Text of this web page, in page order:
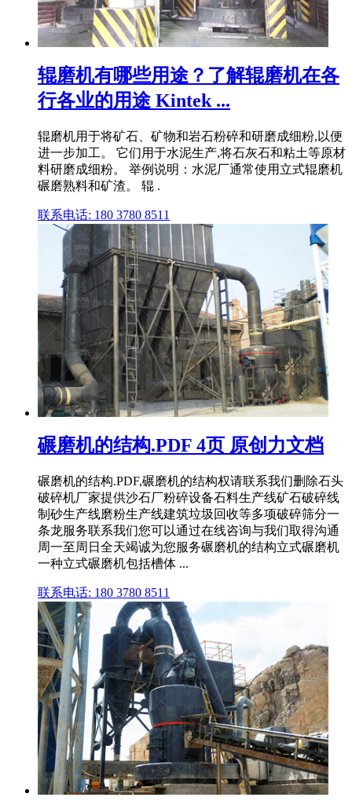
辊磨机有哪些用途？了解辊磨机在各
行各业的用途 Kintek ...
辊磨机用于将矿石、矿物和岩石粉碎和研磨成细粉,以便
进一步加工。 它们用于水泥生产,将石灰石和粘土等原材
料研磨成细粉。 举例说明：水泥厂通常使用立式辊磨机
碾磨熟料和矿渣。 辊 .
联系电话: 180 3780 8511
碾磨机的结构.PDF 4页 原创力文档
碾磨机的结构.PDF,碾磨机的结构权请联系我们删除石头
破碎机厂家提供沙石厂粉碎设备石料生产线矿石破碎线
制砂生产线磨粉生产线建筑垃圾回收等多项破碎筛分一
条龙服务联系我们您可以通过在线咨询与我们取得沟通
周一至周日全天竭诚为您服务碾磨机的结构立式碾磨机
一种立式碾磨机包括槽体 ...
联系电话: 180 3780 8511